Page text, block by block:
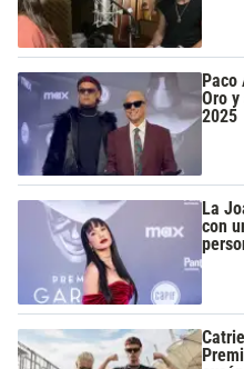
Paco
Oro
2025
La
con